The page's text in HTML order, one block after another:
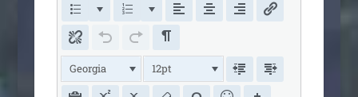
Georgia 12pt